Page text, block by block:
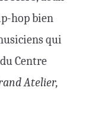
hop bien
qui
Centre
Atelier,